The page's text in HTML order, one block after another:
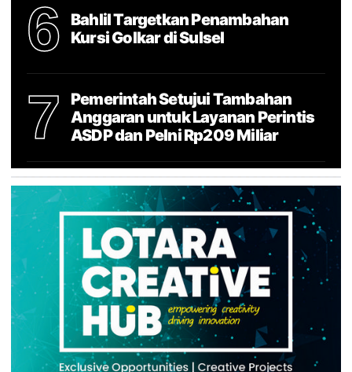
6
Bahlil Targetkan Penambahan
Kursi Golkar di Sulsel
7
Pemerintah Setujui Tambahan
Anggaran untuk Layanan Perintis
ASDP dan Pelni Rp209 Miliar